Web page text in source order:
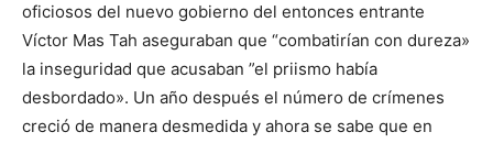
oficiosos del nuevo gobierno del entonces entrante
Víctor Mas Tah aseguraban que “combatirían con dureza»
la inseguridad que acusaban ”el priismo había
desbordado». Un año después el número de crímenes
creció de manera desmedida y ahora se sabe que en